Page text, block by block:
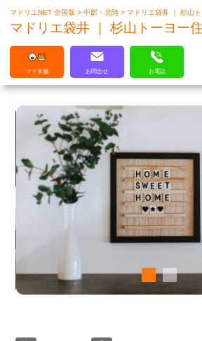
マドリエはLIXILの厳しい基準を
クリアした住まいのプロ集団で
マドリエNET 全国版>中部・北陸>マドリエ袋井 ｜ 杉山ト
マドリエ袋井 ｜ 杉山トーヨー住
マド本舗 お問合せ お電話